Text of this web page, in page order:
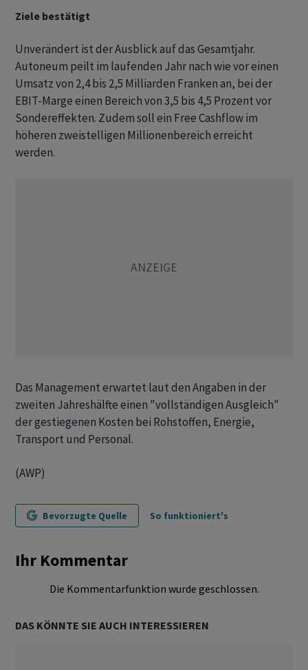
Ziele bestätigt
Unverändert ist der Ausblick auf das Gesamtjahr.
Autoneum peilt im laufenden Jahr nach wie vor einen
Umsatz von 2,4 bis 2,5 Milliarden Franken an, bei der
EBIT-Marge einen Bereich von 3,5 bis 4,5 Prozent vor
Sondereffekten. Zudem soll ein Free Cashflow im
höheren zweistelligen Millionenbereich erreicht
werden.
Das Management erwartet laut den Angaben in der
zweiten Jahreshälfte einen "vollständigen Ausgleich"
der gestiegenen Kosten bei Rohstoffen, Energie,
Transport und Personal.
(AWP)
Bevorzugte Quelle So funktioniert's
Ihr Kommentar
Die Kommentarfunktion wurde geschlossen.
DAS KÖNNTE SIE AUCH INTERESSIEREN